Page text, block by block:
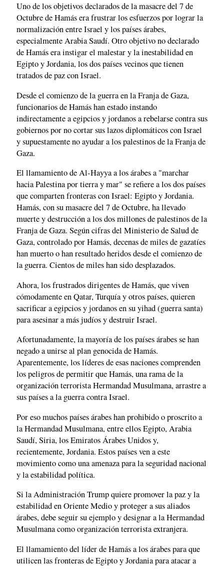
Uno de los objetivos declarados de la masacre del 7 de
Octubre de Hamás era frustrar los esfuerzos por lograr la
normalización entre Israel y los países árabes,
especialmente Arabia Saudí. Otro objetivo no declarado
de Hamás era instigar el malestar y la inestabilidad en
Egipto y Jordania, los dos países vecinos que tienen
tratados de paz con Israel.
Desde el comienzo de la guerra en la Franja de Gaza,
funcionarios de Hamás han estado instando
indirectamente a egipcios y jordanos a rebelarse contra sus
gobiernos por no cortar sus lazos diplomáticos con Israel
y supuestamente no ayudar a los palestinos de la Franja de
Gaza.
El llamamiento de Al-Hayya a los árabes a "marchar
hacia Palestina por tierra y mar" se refiere a los dos países
que comparten fronteras con Israel: Egipto y Jordania.
Hamás, con su masacre del 7 de Octubre, ha llevado
muerte y destrucción a los dos millones de palestinos de la
Franja de Gaza. Según cifras del Ministerio de Salud de
Gaza, controlado por Hamás, decenas de miles de gazatíes
han muerto o han resultado heridos desde el comienzo de
la guerra. Cientos de miles han sido desplazados.
Ahora, los frustrados dirigentes de Hamás, que viven
cómodamente en Qatar, Turquía y otros países, quieren
sacrificar a egipcios y jordanos en su yihad (guerra santa)
para asesinar a más judíos y destruir Israel.
Afortunadamente, la mayoría de los países árabes se han
negado a unirse al plan genocida de Hamás.
Aparentemente, los líderes de esas naciones comprenden
los peligros de permitir que Hamás, una rama de la
organización terrorista Hermandad Musulmana, arrastre a
sus países a la guerra contra Israel.
Por eso muchos países árabes han prohibido o proscrito a
la Hermandad Musulmana, entre ellos Egipto, Arabia
Saudí, Siria, los Emiratos Árabes Unidos y,
recientemente, Jordania. Estos países ven a este
movimiento como una amenaza para la seguridad nacional
y la estabilidad política.
Si la Administración Trump quiere promover la paz y la
estabilidad en Oriente Medio y proteger a sus aliados
árabes, debe seguir su ejemplo y designar a la Hermandad
Musulmana como organización terrorista extranjera.
El llamamiento del líder de Hamás a los árabes para que
utilicen las fronteras de Egipto y Jordania para atacar a